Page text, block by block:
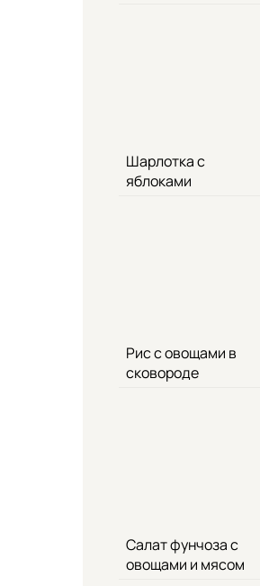
Шарлотка с
яблоками
Рис с овощами в
сковороде
Салат фунчоза с
овощами и мясом